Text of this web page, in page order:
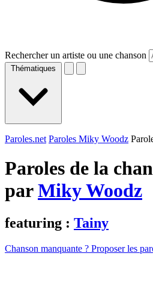
Rechercher un artiste ou une chanson
Thématiques
Paroles.net Paroles Miky Woodz
Paroles de la
parMiky Woodz
featuring : Tainy
Chanson manquante ? Proposer les